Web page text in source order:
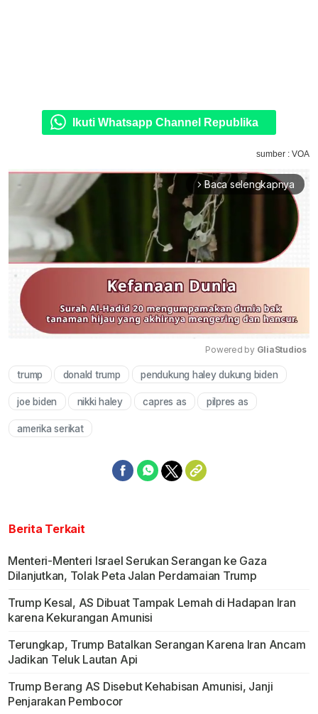
Ikuti Whatsapp Channel Republika
sumber : VOA
arrow_forward_ios Baca selengkapnya
Mute
Powered by GliaStudios
trump donald trump pendukung haley dukung biden
joe biden nikki haley capres as pilpres as
amerika serikat
Berita Terkait
Menteri-Menteri Israel Serukan Serangan ke Gaza
Dilanjutkan, Tolak Peta Jalan Perdamaian Trump
Trump Kesal, AS Dibuat Tampak Lemah di Hadapan Iran
karena Kekurangan Amunisi
Terungkap, Trump Batalkan Serangan Karena Iran Ancam
Jadikan Teluk Lautan Api
Trump Berang AS Disebut Kehabisan Amunisi, Janji
Penjarakan Pembocor